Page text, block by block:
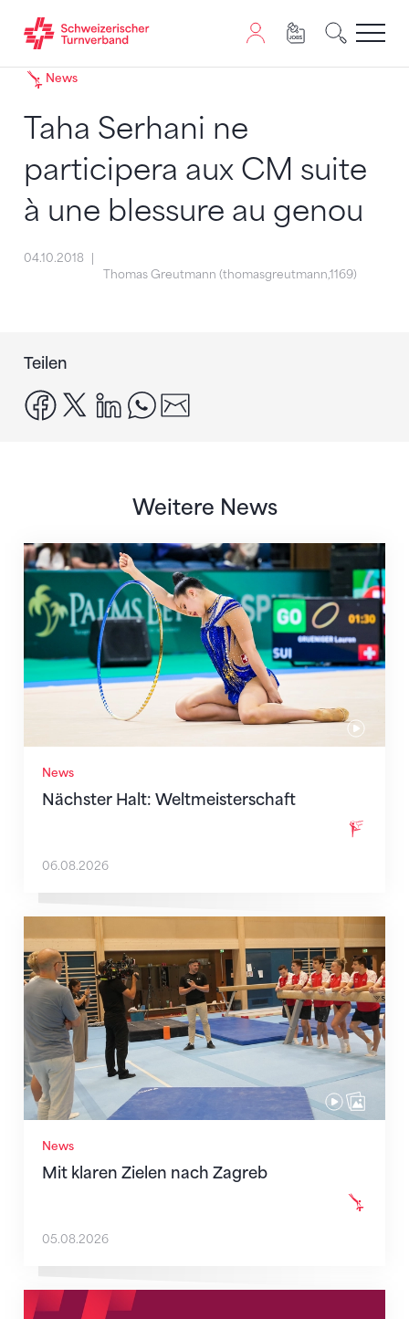
Zum Inhalt springen
Zur Sitemap navigieren
Zum Navigieren dieser Seite wird JavaScript benötigt.
News
Taha Serhani ne
participera aux CM suite
à une blessure au genou
04.10.2018
Thomas Greutmann (thomasgreutmann,1169)
Teilen
facebook
x linkedinwhatsapp
Weitere News
News
Nächster Halt: Weltmeisterschaft
Nächster Halt: Weltmeisterschaft
06.08.2026
News
Mit klaren Zielen nach Zagreb
Mit klaren Zielen nach Zagreb
05.08.2026
Neue Empfangszeiten ab 1. August 2026